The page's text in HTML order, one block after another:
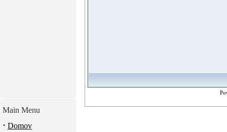
Main Menu
· Domov